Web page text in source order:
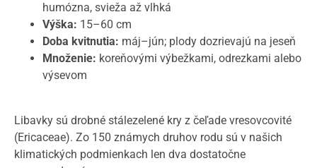
humózna, svieža až vlhká
Výška: 15–60 cm
Doba kvitnutia: máj–jún; plody dozrievajú na jeseň
Množenie: koreňovými výbežkami, odrezkami alebo
výsevom
Libavky sú drobné stálezelené kry z čeľade vresovcovité
(Ericaceae). Zo 150 známych druhov rodu sú v našich
klimatických podmienkach len dva dostatočne